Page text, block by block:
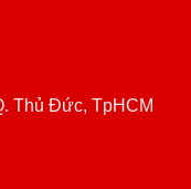
Thủ Đức, TpHCM